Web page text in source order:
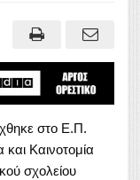
στο Ε.Π.
και Καινοτομία
σχολείου